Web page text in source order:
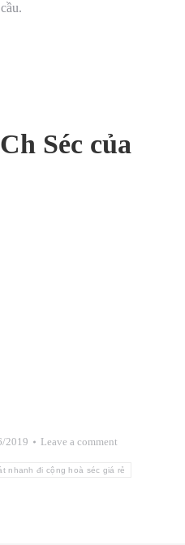
Séc của
2019 Leave a comment
nhanh đi cộng hoà séc giá rẻ